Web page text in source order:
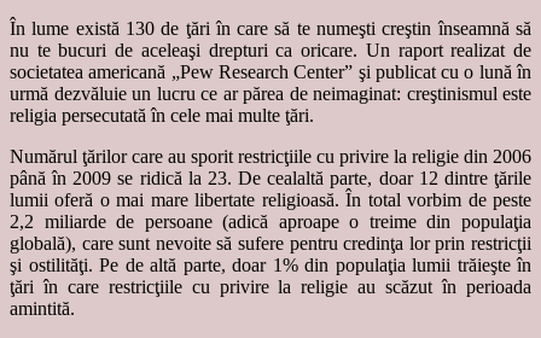
În lume există 130 de ţări în care să te numeşti creştin înseamnă să
nu te bucuri de aceleaşi drepturi ca oricare. Un raport realizat de
societatea americană „Pew Research Center” şi publicat cu o lună în
urmă dezvăluie un lucru ce ar părea de neimaginat: creştinismul este
religia persecutată în cele mai multe ţări.
Numărul ţărilor care au sporit restricţiile cu privire la religie din 2006
până în 2009 se ridică la 23. De cealaltă parte, doar 12 dintre ţările
lumii oferă o mai mare libertate religioasă. În total vorbim de peste
2,2 miliarde de persoane (adică aproape o treime din populaţia
globală), care sunt nevoite să sufere pentru credinţa lor prin restricţii
şi ostilităţi. Pe de altă parte, doar 1% din populaţia lumii trăieşte în
ţări în care restricţiile cu privire la religie au scăzut în perioada
amintită.